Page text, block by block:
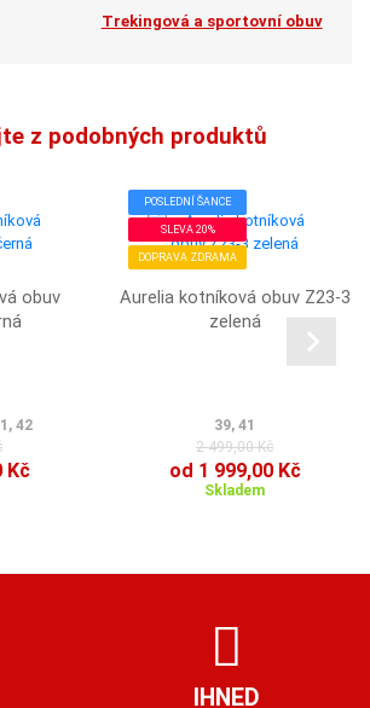
Trekingová a sportovní obuv
z podobných produktů
obuv
42
Kč
POSLEDNÍ ŠANCE
SLEVA 20%
DOPRAVA ZDRAMA
Aurelia kotníková obuv Z23-3
zelená
39, 41
2 499,00 Kč
od 1 999,00 Kč
Skladem
IHNED